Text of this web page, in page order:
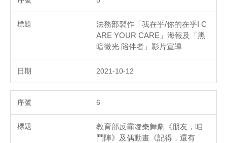
法務部製作「我在乎/你的在乎I C
ARE YOUR CARE」海報及「黑
暗微光 陪伴者」影片宣導
2021-10-12
6
教育部反霸凌樂舞劇《朋友，咱
鬥陣》及偶動畫《記得．還有